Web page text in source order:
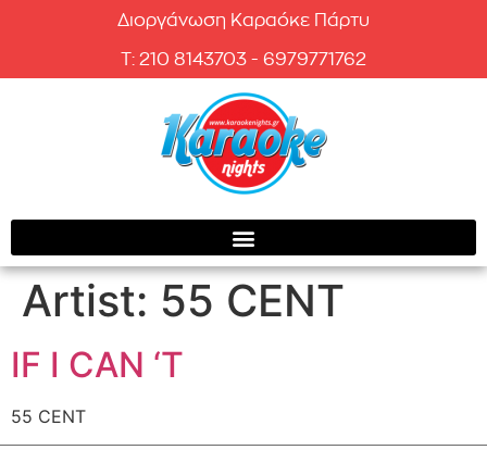
Διοργάνωση Καραόκε Πάρτυ
T: 210 8143703 - 6979771762
Artist: 55 CENT
IF I CAN ‘T
55 CENT